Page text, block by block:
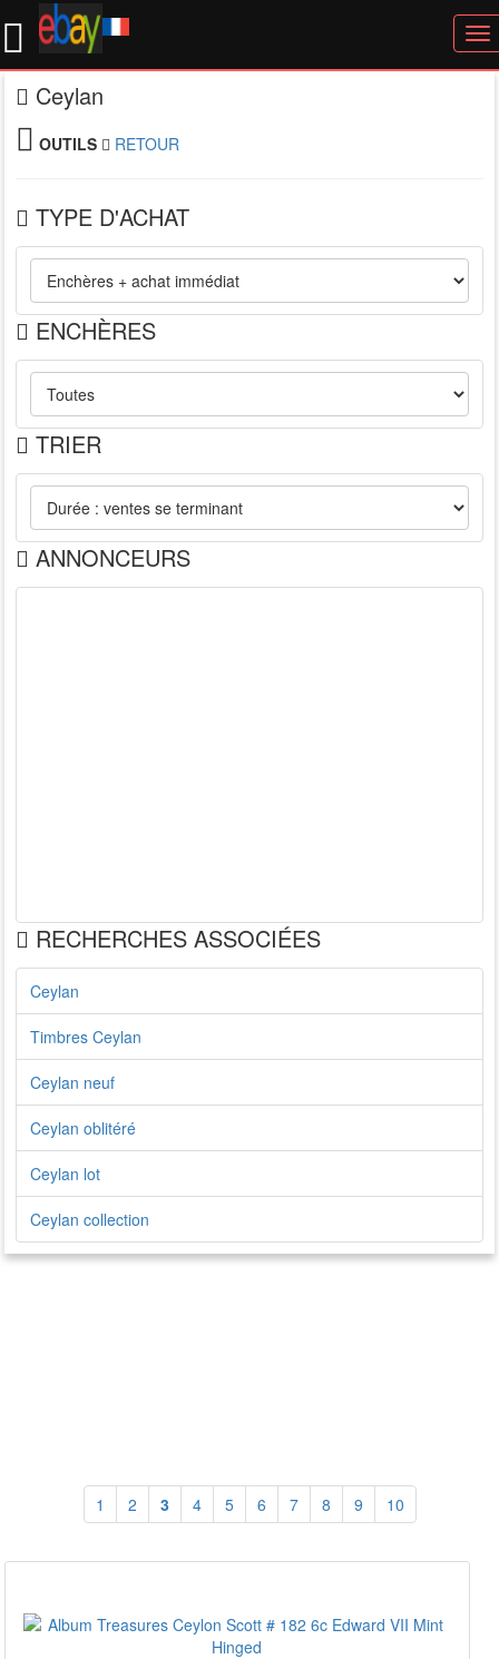
Ceylan
OUTILS RETOUR
TYPE D'ACHAT
ENCHÈRES
TRIER
ANNONCEURS
RECHERCHES ASSOCIÉES
Ceylan
Timbres Ceylan
Ceylan neuf
Ceylan oblitéré
Ceylan lot
Ceylan collection
1 2 3 4 5 6 7 8 9 10